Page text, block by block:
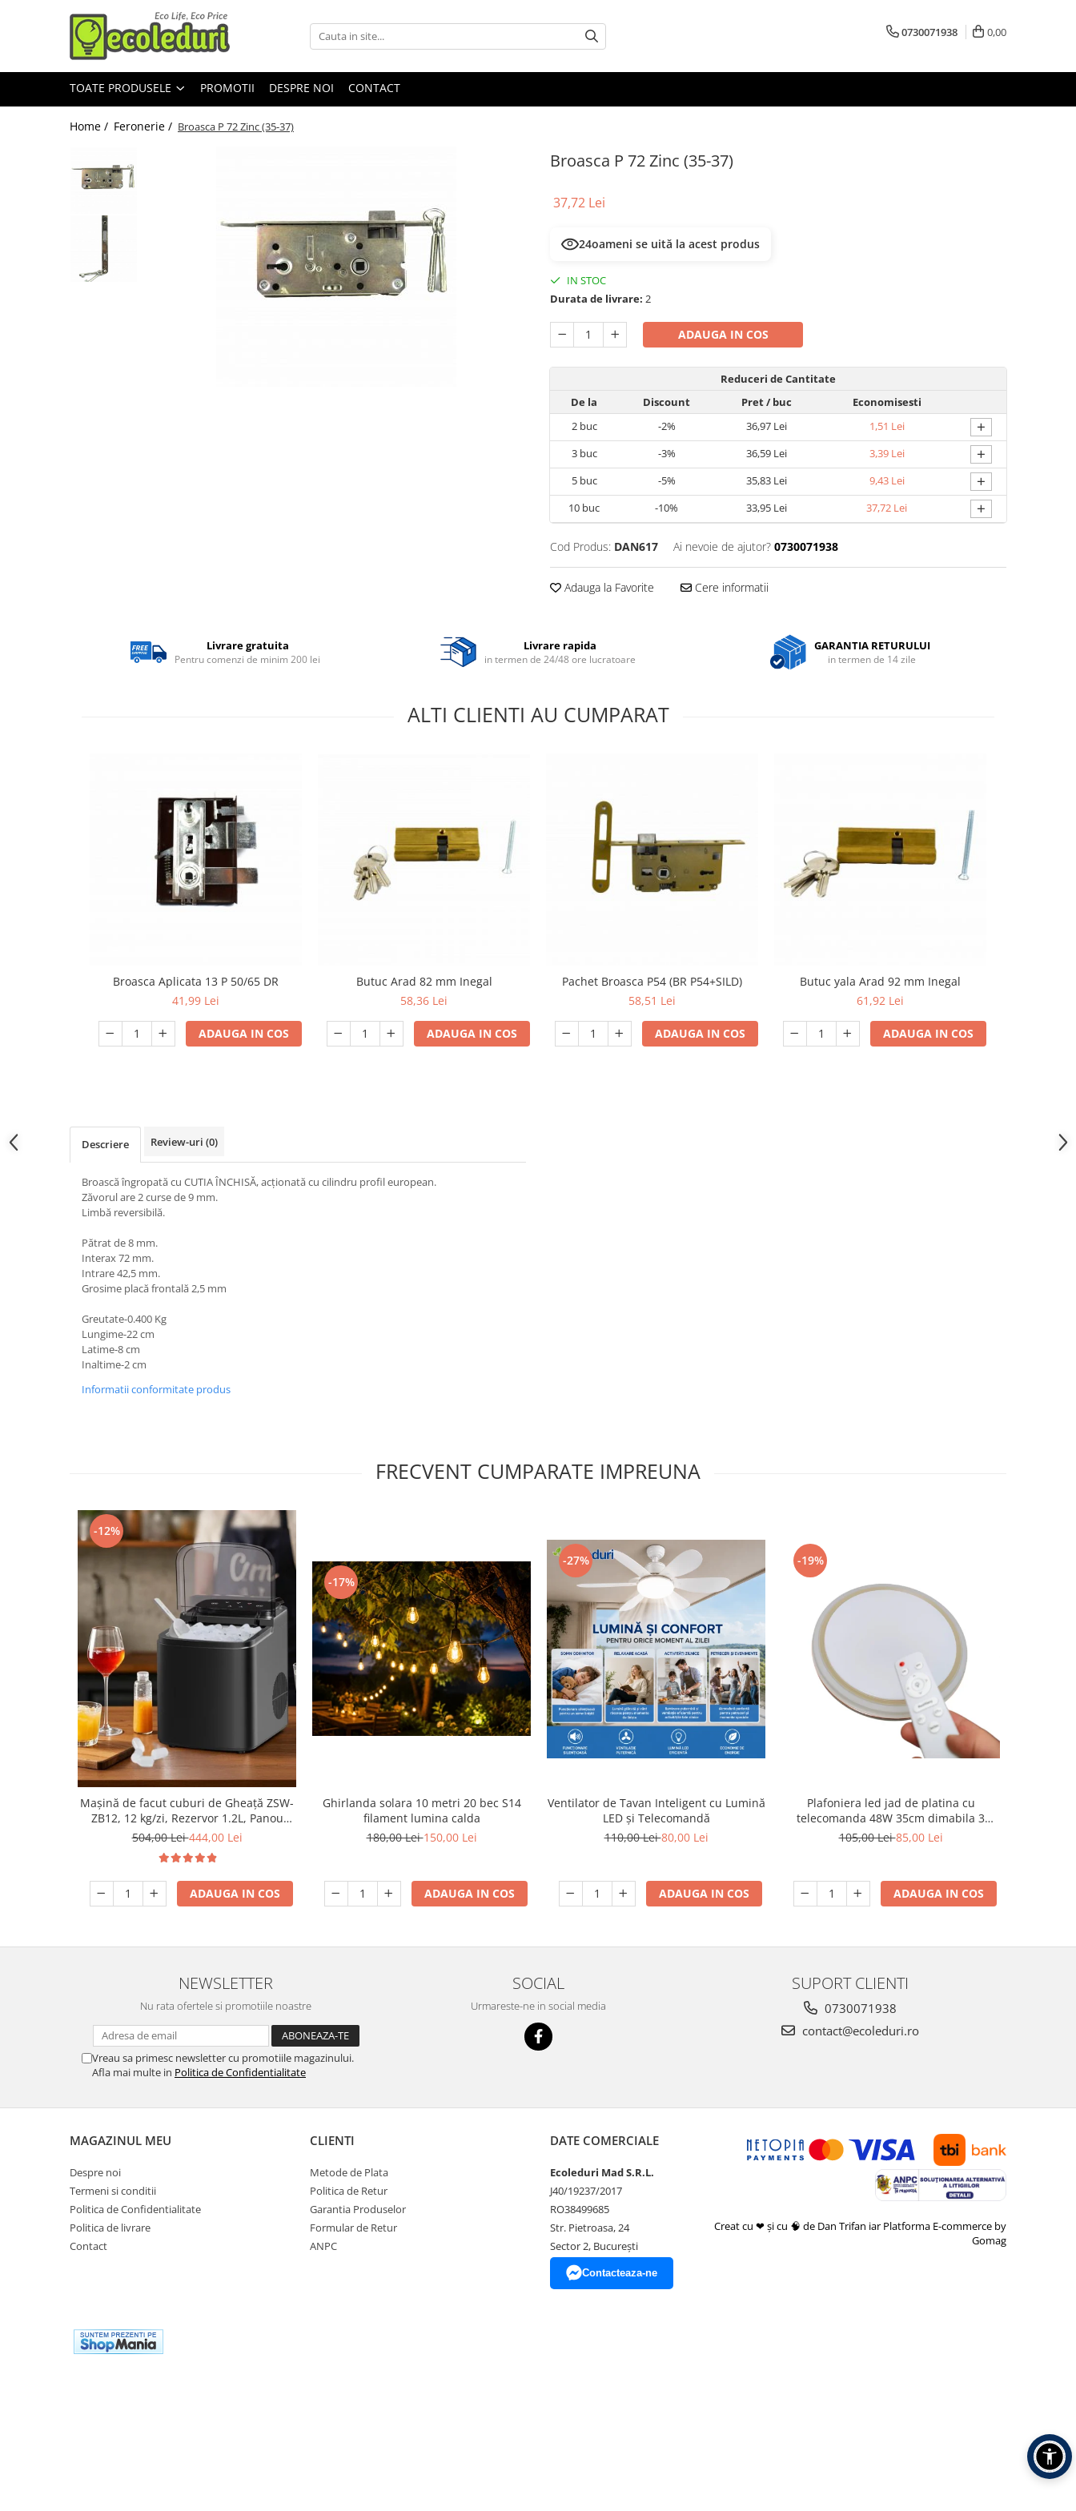
Toate Produsele
Surse de iluminat
Surse de iluminat
Bec Color led
Bec incandescent (Clasic)
Becuri & lampi led cu fasung
Ghirlande luminoase
Veioze/Lămpi/lampa de veghe
Multimetru Digital
Starter/Droser
Triplu Stecher
Întrerupătoare/Comutatoare
Ştechere/Stecher adaptor
Ţeavă PVC
Corpuri Led lineare
Scule / utile / sonerii/ rulete
Scule / utile / sonerii/ rulete
Adezivi si benzi adezive
Chei , clesti , patenti
Cose / Coliere plastic
Pistoale de lipit si accesorii
taiat,accesorii pentru gaurit si
Accesorii camping
0730071938 0,00
TOATE PRODUSELE PROMOTII DESPRE NOI CONTACT
Home / Feronerie / Broasca P 72 Zinc (35-37)
Broasca P 72 Zinc (35-37)
37,72 Lei
24oameni se uită la acest produs
IN STOC
Durata de livrare: 2
ADAUGA IN COS
Reduceri de Cantitate
De la
Discount Pret/ buc
Economisesti
2buc -2% 36,97 Lei 1,51 Lei +
3buc -3% 36,59 Lei 3,39 Lei +
5buc -5% 35,83 Lei 9,43 Lei +
10 buc -10% 33,95 Lei 37,72 Lei +
Cod Produs: DAN617 Ai nevoie de ajutor? 0730071938
Adauga la Favorite Cere informatii
Livrare gratuita
Pentru comenzi de minim 200 lei
Livrare rapida
in termen de 24/48 ore lucratoare
GARANTIA RETURULUI
in termen de 14 zile
ALTI CLIENTI AU CUMPARAT
Broasca Aplicata 13 P 50/65 DR
41,99 Lei
ADAUGA IN COS
Butuc Arad 82 mm Inegal
58,36 Lei
ADAUGA IN COS
Pachet Broasca P54 (BR P54+SILD)
58,51 Lei
ADAUGA IN COS
Butuc yala Arad 92 mm Inegal
61,92 Lei
ADAUGA IN COS
Descriere Review-uri (0)
Broască îngropată cu CUTIA ÎNCHISĂ, acționată cu cilindru profil european.
Zăvorul are 2 curse de 9 mm.
Limbă reversibilă.
Pătrat de 8 mm.
Interax 72 mm.
Intrare 42,5 mm.
Grosime placă frontală 2,5 mm
Greutate-0.400 Kg
Lungime-22 cm
Latime-8 cm
Inaltime-2 cm
Informatii conformitate produs
FRECVENT CUMPARATE IMPREUNA
-12%
Mașină de facut cuburi de Gheață ZSW-
ZB12, 12 kg/zi, Rezervor 1.2L, Panou
Tactil, Design Compact, Negru
504,00 Lei444,00 Lei
ADAUGA IN COS
-17%
Ghirlanda solara 10 metri 20 bec S14
filament lumina calda
180,00 Lei150,00 Lei
ADAUGA IN COS
-27%
Ventilator de Tavan Inteligent cu Lumină
LED și Telecomandă
110,00 Lei80,00 Lei
ADAUGA IN COS
-19%
Plafoniera led jad de platina cu
telecomanda 48W 35cm dimabila 3
temperaturi de culoare ajustabile
105,00 Lei85,00 Lei
ADAUGA IN COS
NEWSLETTER
Nu rata ofertele si promotiile noastre
Vreau sa primesc newsletter cu promotiile magazinului.
Afla mai multe in Politica de Confidentialitate
SOCIAL
Urmareste-ne in social media
SUPORT CLIENTI
0730071938
contact@ecoleduri.ro
MAGAZINUL MEU
Despre noi
Termeni si conditii
Politica de Confidentialitate
Politica de livrare
Contact
CLIENTI
Metode de Plata
Politica de Retur
Garantia Produselor
Formular de Retur
ANPC
DATE COMERCIALE
Ecoleduri Mad S.R.L.
J40/19237/2017
RO38499685
Str. Pietroasa, 24
Sector 2, București
Contacteaza-ne
Creat cu ❤ și cu 🧠 de Dan Trifan iar Platforma E-commerce by
Gomag